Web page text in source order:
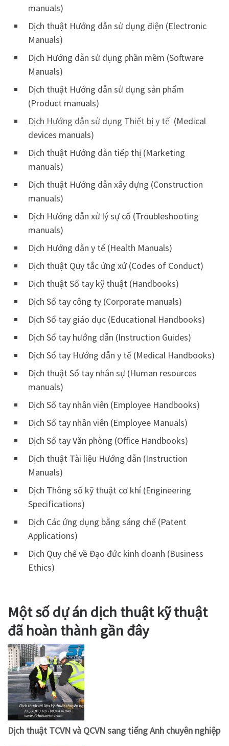
manuals)
Dịch thuật Hướng dẫn sử dụng điện (Electronic
Manuals)
Dịch Hướng dẫn sử dụng phần mềm (Software
Manuals)
Dịch thuật Hướng dẫn sử dụng sản phẩm
(Product manuals)
Dịch Hướng dẫn sử dụng Thiết bị y tế (Medical
devices manuals)
Dịch thuật Hướng dẫn tiếp thị (Marketing
manuals)
Dịch thuật Hướng dẫn xây dựng (Construction
manuals)
Dịch Hướng dẫn xử lý sự cố (Troubleshooting
manuals)
Dịch Hướng dẫn y tế (Health Manuals)
Dịch thuật Quy tắc ứng xử (Codes of Conduct)
Dịch thuật Sổ tay kỹ thuật (Handbooks)
Dịch Sổ tay công ty (Corporate manuals)
Dịch Sổ tay giáo dục (Educational Handbooks)
Dịch Sổ tay hướng dẫn (Instruction Guides)
Dịch Sổ tay Hướng dẫn y tế (Medical Handbooks)
Dịch thuật Sổ tay nhân sự (Human resources
manuals)
Dịch Sổ tay nhân viên (Employee Handbooks)
Dịch Sổ tay nhân viên (Employee Manuals)
Dịch Sổ tay Văn phòng (Office Handbooks)
Dịch thuật Tài liệu Hướng dẫn (Instruction
Manuals)
Dịch Thông số kỹ thuật cơ khí (Engineering
Specifications)
Dịch Các ứng dụng bằng sáng chế (Patent
Applications)
Dịch Quy chế về Đạo đức kinh doanh (Business
Ethics)
Một số dự án dịch thuật kỹ thuật
đã hoàn thành gần đây
Dịch thuật TCVN và QCVN sang tiếng Anh chuyên nghiệp